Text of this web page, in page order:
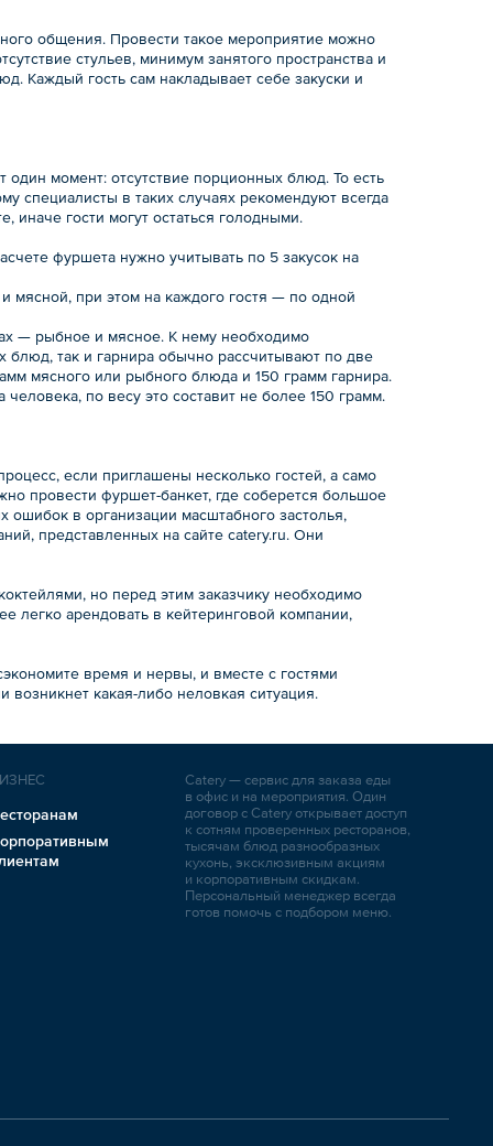
общения. Провести такое мероприятие можно
стульев, минимум занятого пространства и
Каждый гость сам накладывает себе закуски и
момент: отсутствие порционных блюд. То есть
специалисты в таких случаях рекомендуют всегда
иначе гости могут остаться голодными.
фуршета нужно учитывать по 5 закусок на
при этом на каждого гостя — по одной
— рыбное и мясное. К нему необходимо
блюд, так и гарнира обычно рассчитывают по две
мясного или рыбного блюда и 150 грамм гарнира.
по весу это составит не более 150 грамм.
если приглашены несколько гостей, а само
провести фуршет-банкет, где соберется большое
в организации масштабного застолья,
представленных на сайте catery.ru. Они
но перед этим заказчику необходимо
легко арендовать в кейтеринговой компании,
время и нервы, и вместе с гостями
возникнет какая-либо неловкая ситуация.
Catery — сервис для заказа еды
в офис и на мероприятия. Один
договор с Catery открывает доступ
к сотням проверенных ресторанов,
тысячам блюд разнообразных
кухонь, эксклюзивным акциям
и корпоративным скидкам.
Персональный менеджер всегда
готов помочь с подбором меню.